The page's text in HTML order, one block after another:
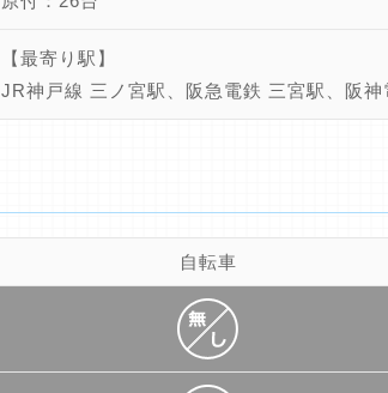
【最寄り駅】
JR神戸線 三ノ宮駅、阪急電鉄 三宮駅、阪
自転車